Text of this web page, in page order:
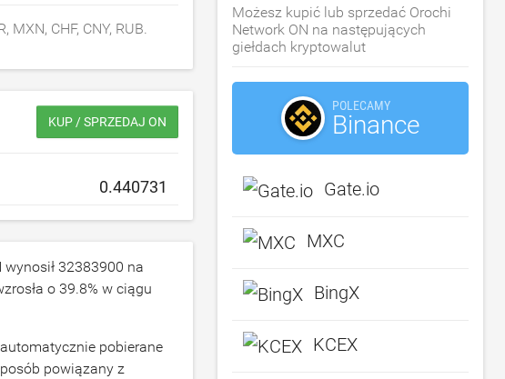
MXN, CHF, CNY, RUB.
KUP / SPRZEDAJ ON
32383900 na
o 39.8% w ciągu
pobierane
powiązany z
Możesz kupić lub sprzedać Orochi
Network ON na następujących
giełdach kryptowalut
POLECAMY
Binance
Gate.io
MXC
BingX
KCEX